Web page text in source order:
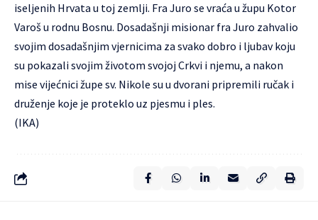
iseljenih Hrvata u toj zemlji. Fra Juro se vraća u župu Kotor
Varoš u rodnu Bosnu. Dosadašnji misionar fra Juro zahvalio
svojim dosadašnjim vjernicima za svako dobro i ljubav koju
su pokazali svojim životom svojoj Crkvi i njemu, a nakon
mise vijećnici župe sv. Nikole su u dvorani pripremili ručak i
druženje koje je proteklo uz pjesmu i ples.
(IKA)